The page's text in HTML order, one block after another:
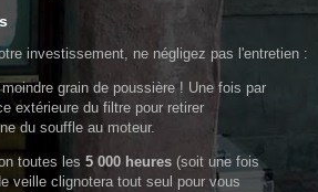
investissement, ne négligez pas l'entretien :
grain de poussière ! Une fois par
extérieure du filtre pour retirer
du souffle au moteur.
toutes les 5 000 heures(soit une fois
veille clignotera tout seul pour vous